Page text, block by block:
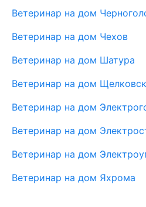
Ветеринар на дом
Ветеринар на дом Чехов
Ветеринар на дом Шатура
Ветеринар на дом
Ветеринар на дом
Ветеринар на дом
Ветеринар на дом
Ветеринар на дом Яхрома